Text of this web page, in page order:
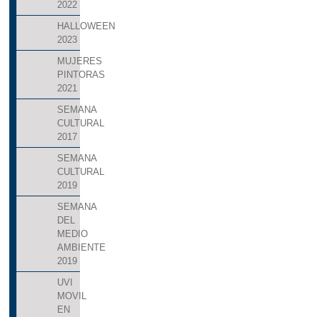
2022
HALLOWEEN
2023
MUJERES
PINTORAS
2021
SEMANA
CULTURAL
2017
SEMANA
CULTURAL
2019
SEMANA
DEL
MEDIO
AMBIENTE
2019
UVI
MOVIL
EN